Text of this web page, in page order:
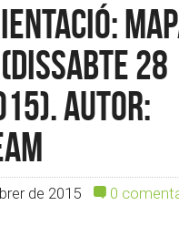
28
Autor:
de 2015
0